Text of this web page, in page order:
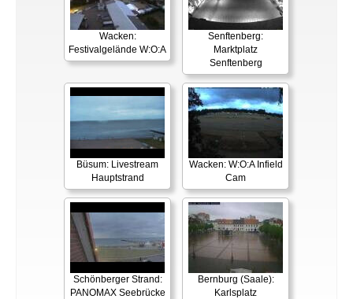
Wacken:
Festivalgelände W:O:A
Senftenberg:
Marktplatz
Senftenberg
Büsum: Livestream
Hauptstrand
Wacken: W:O:A Infield
Cam
Schönberger Strand:
PANOMAX Seebrücke
Bernburg (Saale):
Karlsplatz